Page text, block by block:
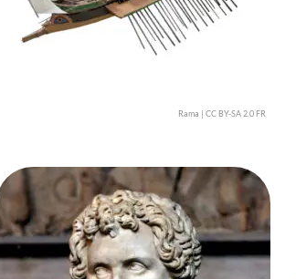
Rama | CC BY-SA 2.0 FR